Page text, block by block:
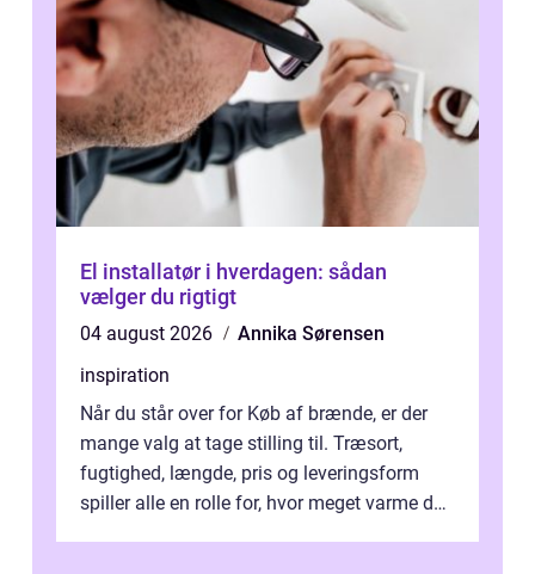
El installatør i hverdagen: sådan
vælger du rigtigt
04 august 2026
Annika Sørensen
inspiration
Når du står over for Køb af brænde, er der
mange valg at tage stilling til. Træsort,
fugtighed, længde, pris og leveringsform
spiller alle en rolle for, hvor meget varme du